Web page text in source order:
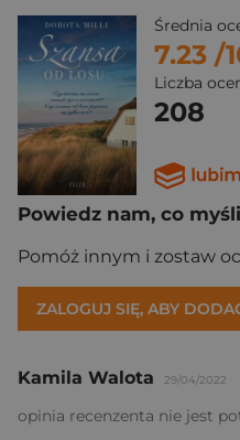
Średnia
7.23 /
Liczba
208
Powiedz nam, co
Pomóż innym i zostaw
ZALOGUJ SIĘ, ABY
Kamila Walota 29/04/2022
opinia recenzenta nie jest